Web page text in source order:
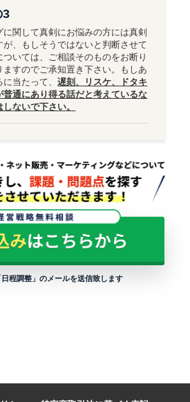
3
に関して真剣にお悩みの方には真剣
が、もしそうではないと判断させて
ついては、ご相談そのものをお断り
ますのでご承知置き下さい。もしあ
に当たって、遅刻、リスケ、ドタキ
普通にあり得る話だと考えているな
ないで下さい。
程調整」のメールを送信致します